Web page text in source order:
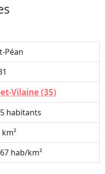
Péan
Vilaine (35)
habitants
hab/km²